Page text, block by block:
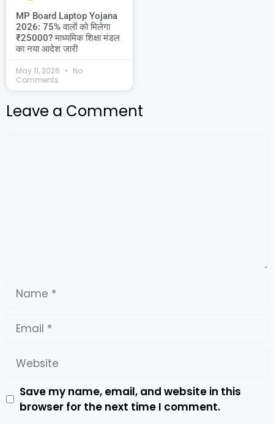
MP Board Laptop Yojana
2026: 75% वालों को मिलेगा
₹25000? माध्यमिक शिक्षा मंडल
का नया आदेश जारी
May 11, 2026
No
Comments
Leave a Comment
Save my name, email, and website in this
browser for the next time I comment.